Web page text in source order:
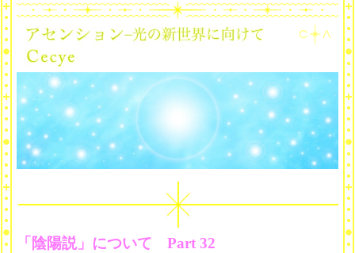
「陰陽説」について Part 32